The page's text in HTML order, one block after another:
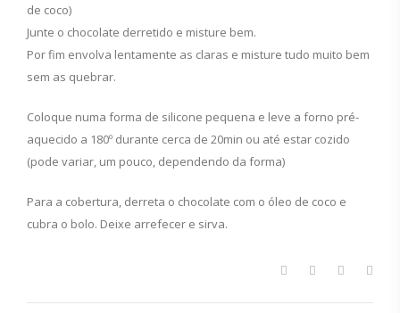
de coco)
Junte o chocolate derretido e misture bem.
Por fim envolva lentamente as claras e misture tudo muito bem
sem as quebrar.
Coloque numa forma de silicone pequena e leve a forno pré-
aquecido a 180º durante cerca de 20min ou até estar cozido
(pode variar, um pouco, dependendo da forma)
Para a cobertura, derreta o chocolate com o óleo de coco e
cubra o bolo. Deixe arrefecer e sirva.